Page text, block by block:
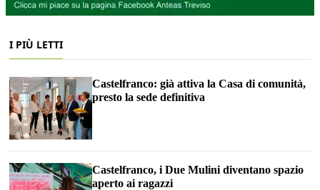
I PIÙ LETTI
Castelfranco: già attiva la Casa di comunità,
presto la sede definitiva
Castelfranco, i Due Mulini diventano spazio
aperto ai ragazzi